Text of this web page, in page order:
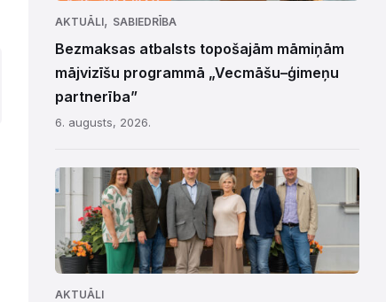
AKTUĀLI, SABIEDRĪBA
Bezmaksas atbalsts topošajām māmiņām
mājvizīšu programmā „Vecmāšu–ģimeņu
partnerība”
6. augusts, 2026.
AKTUĀLI